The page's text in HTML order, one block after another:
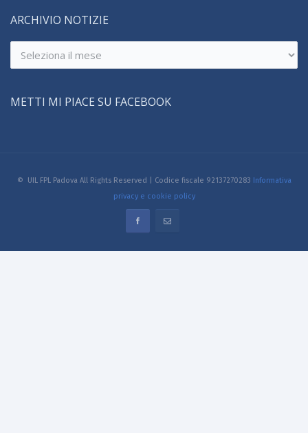
ARCHIVIO NOTIZIE
Archivio
METTI MI PIACE SU FACEBOOK
© UIL FPL Padova All Rights Reserved | Codice fiscale 92137270283
Informativa
privacy e cookie policy